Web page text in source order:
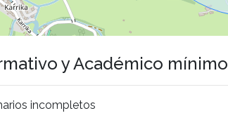
y Académico mínimo
incompletos